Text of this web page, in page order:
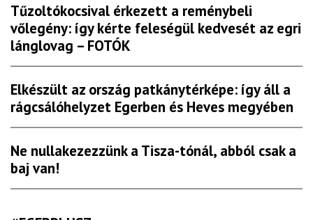
Tűzoltókocsival érkezett a reménybeli
vőlegény: így kérte feleségül kedvesét az egri
lánglovag – FOTÓK
Elkészült az ország patkánytérképe: így áll a
rágcsálóhelyzet Egerben és Heves megyében
Ne nullakezezzünk a Tisza-tónál, abból csak a
baj van!